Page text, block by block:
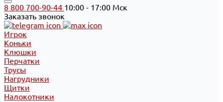
8 800 700-90-44 10:00 - 17:00 Мск
Заказать звонок
Игрок
Коньки
Клюшки
Перчатки
Трусы
Нагрудники
Щитки
Налокотники